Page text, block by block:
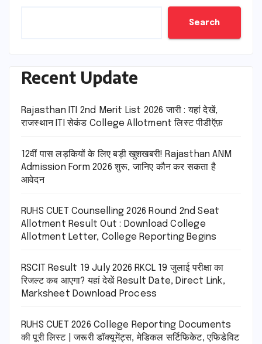
Search
Recent Update
Rajasthan ITI 2nd Merit List 2026 जारी : यहां देखें,
राजस्थान ITI सेकंड College Allotment लिस्ट पीडीऍफ़
12वीं पास लड़कियों के लिए बड़ी खुशखबरी! Rajasthan ANM
Admission Form 2026 शुरू, जानिए कौन कर सकता है
आवेदन
RUHS CUET Counselling 2026 Round 2nd Seat
Allotment Result Out : Download College
Allotment Letter, College Reporting Begins
RSCIT Result 19 July 2026 RKCL 19 जुलाई परीक्षा का
रिजल्ट कब आएगा? यहां देखें Result Date, Direct Link,
Marksheet Download Process
RUHS CUET 2026 College Reporting Documents
की पूरी लिस्ट | जरूरी डॉक्यूमेंट्स, मेडिकल सर्टिफिकेट, एफिडेविट